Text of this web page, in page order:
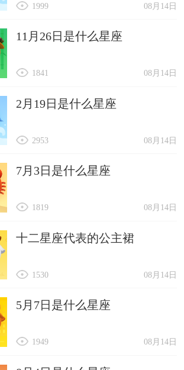
08月14日
1999
11月26日是什么星座
08月14日
1841
2月19日是什么星座
08月14日
2953
7月3日是什么星座
08月14日
1819
十二星座代表的公主裙
08月14日
1530
5月7日是什么星座
08月14日
1949